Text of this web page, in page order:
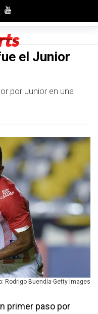
el Junior
por Junior en una
Rodrigo Buendía-Getty Images
primer paso por